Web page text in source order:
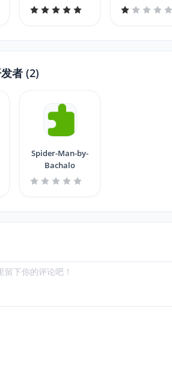
Voiceovers
者 (2)
Spider-Man-by-
Bachalo